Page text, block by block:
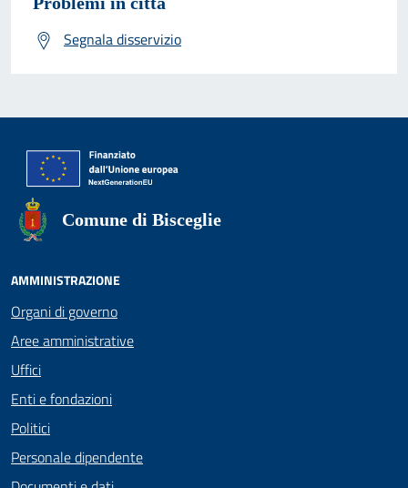
Segnala disservizio
Comune di Bisceglie
AMMINISTRAZIONE
Organi di governo
Aree amministrative
Uffici
Enti e fondazioni
Politici
Personale dipendente